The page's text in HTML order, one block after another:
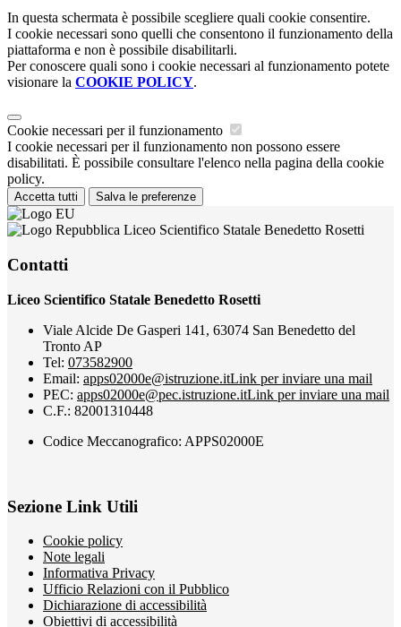
In questa schermata è possibile scegliere quali cookie consentire.
I cookie necessari sono quelli che consentono il funzionamento della
piattaforma e non è possibile disabilitarli.
Per conoscere quali sono i cookie necessari al funzionamento potete
visionare la COOKIE POLICY.
Cookie necessari per il funzionamento
I cookie necessari per il funzionamento non possono essere
disabilitati. È possibile consultare l'elenco nella pagina della cookie
policy.
Accetta tutti Salva le preferenze
Liceo Scientifico Statale Benedetto Rosetti
Contatti
Liceo Scientifico Statale Benedetto Rosetti
Viale Alcide De Gasperi 141, 63074 San Benedetto del
Tronto AP
Tel: 073582900
Email: apps02000e@istruzione.itLink per inviare una mail
PEC: apps02000e@pec.istruzione.itLink per inviare una mail
C.F.: 82001310448
Codice Meccanografico: APPS02000E
Sezione Link Utili
Cookie policy
Note legali
Informativa Privacy
Ufficio Relazioni con il Pubblico
Dichiarazione di accessibilità
Obiettivi di accessibilità